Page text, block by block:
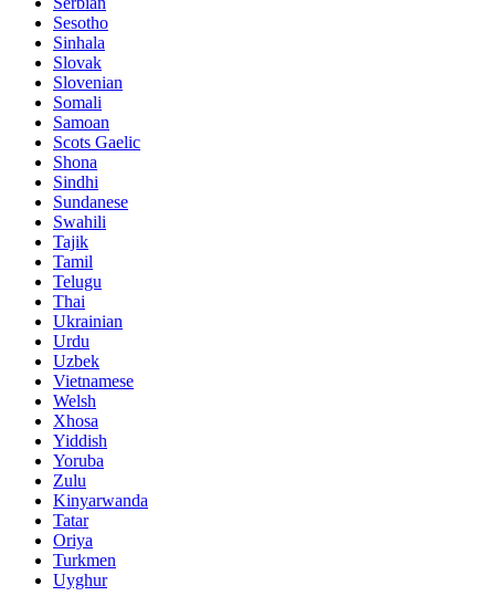
Sesotho
Sinhala
Slovak
Slovenian
Somali
Samoan
Scots Gaelic
Shona
Sindhi
Sundanese
Swahili
Tajik
Tamil
Telugu
Thai
Ukrainian
Urdu
Uzbek
Vietnamese
Welsh
Xhosa
Yiddish
Yoruba
Zulu
Kinyarwanda
Tatar
Oriya
Turkmen
Uyghur